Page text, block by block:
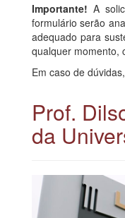
Importante! A
formulário serão
adequado para
qualquer momento,
Em caso de
Prof.
da